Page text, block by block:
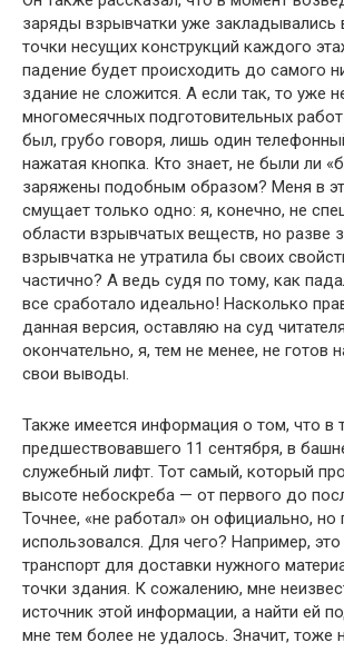
заряды взрывчатки уже закладывались
точки несущих конструкций каждого
падение будет происходить до самого
здание не сложится. А если так, то уже
многомесячных подготовительных
был, грубо говоря, лишь один
нажатая кнопка. Кто знает, не были ли
заряжены подобным образом? Меня в
смущает только одно: я, конечно, не
области взрывчатых веществ, но разве
взрывчатка не утратила бы своих
частично? А ведь судя по тому, как
все сработало идеально! Насколько
данная версия, оставляю на суд
окончательно, я, тем не менее, не готов
свои выводы.
Также имеется информация о том, что в
предшествовавшего 11 сентября, в
служебный лифт. Тот самый, который
высоте небоскреба — от первого до
Точнее, «не работал» он официально, но
использовался. Для чего? Например,
транспорт для доставки нужного
точки здания. К сожалению, мне
источник этой информации, а найти ей
мне тем более не удалось. Значит, тоже